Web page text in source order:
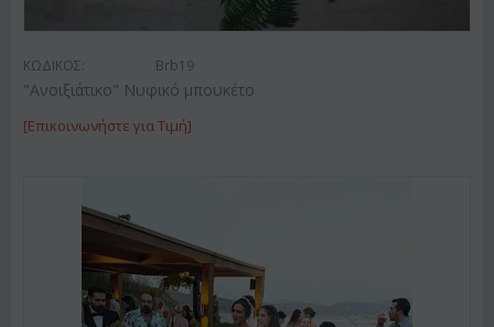
ΚΩΔΙΚΟΣ: Brb19
"Ανοιξιάτικο" Νυφικό μπουκέτο
[Επικοινωνήστε για Τιμή]